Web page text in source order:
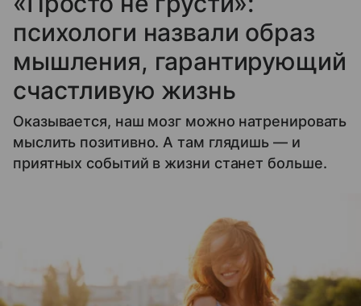
психологи назвали образ
мышления, гарантирующий
счастливую жизнь
Оказывается, наш мозг можно натренировать
мыслить позитивно. А там глядишь — и
приятных событий в жизни станет больше.